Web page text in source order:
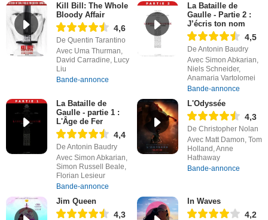
Kill Bill: The Whole
Bloody Affair
4,6
De Quentin Tarantino
Avec Uma Thurman,
David Carradine, Lucy
Liu
Bande-annonce
La Bataille de
Gaulle - Partie 2 :
J’écris ton nom
4,5
De Antonin Baudry
Avec Simon Abkarian,
Niels Schneider,
Anamaria Vartolomei
Bande-annonce
La Bataille de
Gaulle - partie 1 :
L'Âge de Fer
4,4
De Antonin Baudry
Avec Simon Abkarian,
Simon Russell Beale,
Florian Lesieur
Bande-annonce
L'Odyssée
4,3
De Christopher Nolan
Avec Matt Damon, Tom
Holland, Anne
Hathaway
Bande-annonce
Jim Queen
4,3
In Waves
4,2